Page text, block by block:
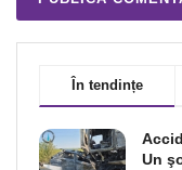
În tendințe
Un